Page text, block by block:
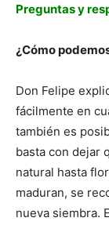
Preguntas y
¿Cómo
Don Felipe
fácilmente en
también es
basta con dejar
natural hasta
maduran, se
nueva siembra.